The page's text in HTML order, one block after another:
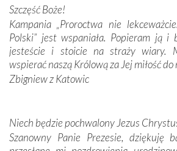
Podczas tej kilkudniowej wyprawy
spotykaliśmy się z
Portugalczyków. Podziwialiśmy
zwyczaje. Mimo że nasze kraje
oddalone, w żaden sposób nie
Sprawiła to oczywiście sama
kulturowa bliskość biorąca swój
mieliśmy okazję przekonać się, że
otacza nie tylko nasz naród, lecz
Szczęść Boże!
Kampania „Proroctwa nie
Polski” jest wspaniała. Popieram ją i
jesteście i stoicie na straży wiary.
wspierać naszą Królową za Jej miłość do
Zbigniew z Katowic
Niech będzie pochwalony Jezus
Szanowny Panie Prezesie, dziękuję